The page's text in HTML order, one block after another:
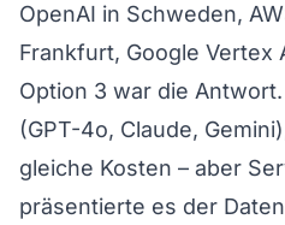
OpenAI in Schweden,
Frankfurt, Google Vertex
Option 3 war die
(GPT-4o, Claude,
gleiche Kosten – aber
präsentierte es der